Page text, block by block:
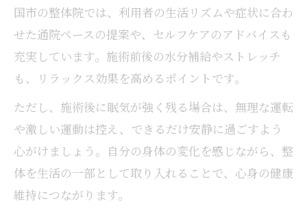
国市の整体院では、利用者の生活リズムや症状に合わ
せた通院ペースの提案や、セルフケアのアドバイスも
充実しています。施術前後の水分補給やストレッチ
も、リラックス効果を高めるポイントです。
ただし、施術後に眠気が強く残る場合は、無理な運転
や激しい運動は控え、できるだけ安静に過ごすよう
心がけましょう。自分の身体の変化を感じながら、整
体を生活の一部として取り入れることで、心身の健康
維持につながります。